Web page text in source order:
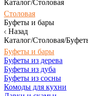
Каталог/Столовая
Столовая
Буфеты и бары
Назад
Каталог/Столовая/
Буфеты и бары
Буфеты из дерева
Буфеты из дуба
Буфеты из сосны
Комоды для кухни